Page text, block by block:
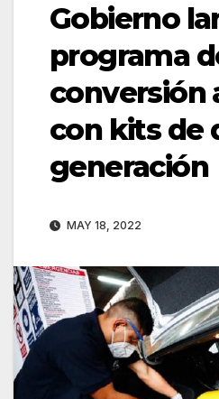
Gobierno
programa
conversión
con kits de
generación
MAY 18, 2022